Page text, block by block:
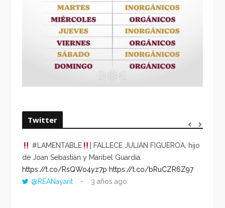
Twitter
#LAMENTABLE
| FALLECE JULIÁN FIGUEROA, hijo
de Joan Sebastián y Maribel Guardia.
https://t.co/RsQWo4yz7p https://t.co/bRuCZR6Z97
@REANayarit
3 años ago